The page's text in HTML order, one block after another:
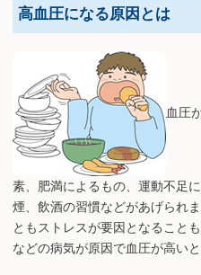
高血圧になる原因とは
血圧
素、肥満によるもの、運動不足
煙、飲酒の習慣などがあげられ
ともストレスが要因となること
などの病気が原因で血圧が高い